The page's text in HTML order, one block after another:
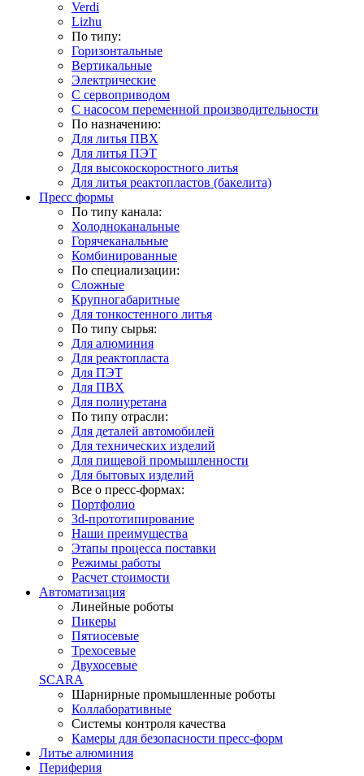
Verdi
Lizhu
По типу:
Горизонтальные
Вертикальные
Электрические
С сервоприводом
С насосом переменной производительности
По назначению:
Для литья ПВХ
Для литья ПЭТ
Для высокоскоростного литья
Для литья реактопластов (бакелита)
Пресс формы
По типу канала:
Холодноканальные
Горячеканальные
Комбинированные
По специализации:
Сложные
Крупногабаритные
Для тонкостенного литья
По типу сырья:
Для алюминия
Для реактопласта
Для ПЭТ
Для ПВХ
Для полиуретана
По типу отрасли:
Для деталей автомобилей
Для технических изделий
Для пищевой промышленности
Для бытовых изделий
Все о пресс-формах:
Портфолио
3d-прототипирование
Наши преимущества
Этапы процесса поставки
Режимы работы
Расчет стоимости
Автоматизация
Линейные роботы
Пикеры
Пятиосевые
Трехосевые
Двухосевые
SCARA
Шарнирные промышленные роботы
Коллаборативные
Системы контроля качества
Камеры для безопасности пресс-форм
Литье алюминия
Периферия